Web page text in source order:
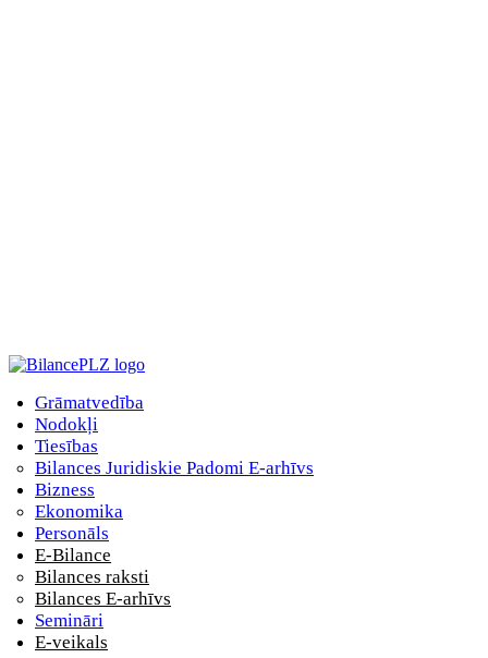
Grāmatvedība
Nodokļi
Tiesības
Bilances Juridiskie Padomi E-arhīvs
Bizness
Ekonomika
Personāls
E-Bilance
Bilances raksti
Bilances E-arhīvs
Semināri
E-veikals